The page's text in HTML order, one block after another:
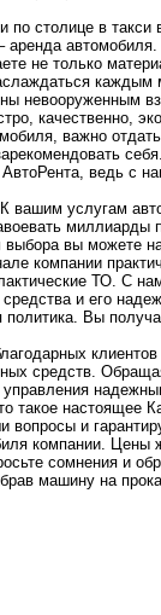
столице в такси
аренда
не только
каждым
невооруженным
качественно,
важно
ведь с
услугам
миллиарды
выбора вы можете
ТО. С
и его
Вы
клиентов
средств.
такое настоящее
вопросы и
компании.
сомнения и
машину на